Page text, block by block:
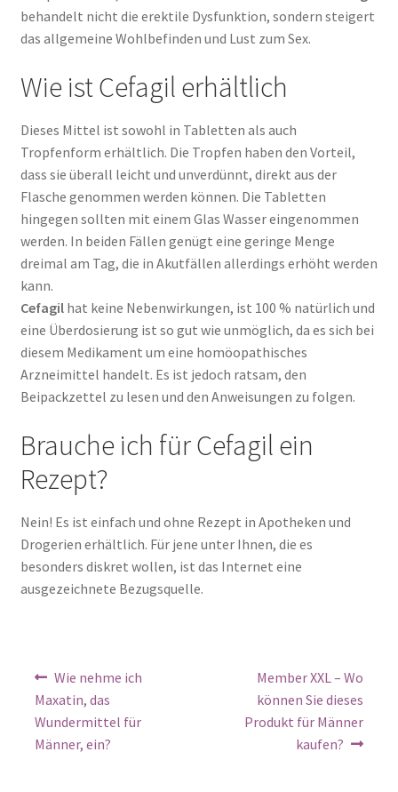
behandelt nicht die erektile Dysfunktion, sondern steigert
das allgemeine Wohlbefinden und Lust zum Sex.
Wie ist Cefagil erhältlich
Dieses Mittel ist sowohl in Tabletten als auch
Tropfenform erhältlich. Die Tropfen haben den Vorteil,
dass sie überall leicht und unverdünnt, direkt aus der
Flasche genommen werden können. Die Tabletten
hingegen sollten mit einem Glas Wasser eingenommen
werden. In beiden Fällen genügt eine geringe Menge
dreimal am Tag, die in Akutfällen allerdings erhöht werden
kann.
Cefagilhat keine Nebenwirkungen, ist 100 % natürlich und
eine Überdosierung ist so gut wie unmöglich, da es sich bei
diesem Medikament um eine homöopathisches
Arzneimittel handelt. Es ist jedoch ratsam, den
Beipackzettel zu lesen und den Anweisungen zu folgen.
Brauche ich für Cefagil ein
Rezept?
Nein! Es ist einfach und ohne Rezept in Apotheken und
Drogerien erhältlich. Für jene unter Ihnen, die es
besonders diskret wollen, ist das Internet eine
ausgezeichnete Bezugsquelle.
Wie nehme ich
Maxatin, das
Wundermittel für
Männer, ein?
Member XXL – Wo
können Sie dieses
Produkt für Männer
kaufen?